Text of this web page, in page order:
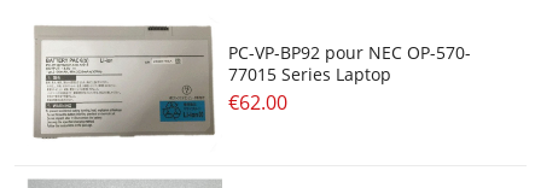
PC-VP-BP92 pour NEC OP-570-
77015 Series Laptop
€62.00